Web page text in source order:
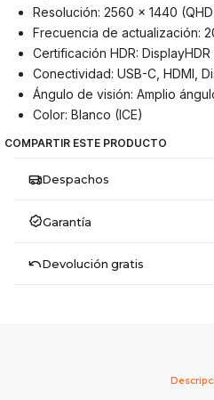
Resolución: 2560 x 1440
Frecuencia de actualización:
Certificación HDR:
Conectividad: USB-C, HDMI,
Ángulo de visión: Amplio
Color: Blanco (ICE)
COMPARTIR ESTE PRODUCTO
Despachos
Garantía
Devolución gratis